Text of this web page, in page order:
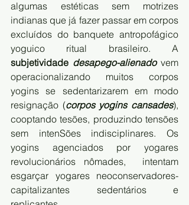
algumas estéticas sem motrizes
indianas que já fazer passar em corpos
excluídos do banquete antropofágico
subjetividade desapego-alienado vem
operacionalizando muitos corpos
yogins se sedentarizarem em modo
resignação (corpos yogins cansades),
cooptando tesões, produzindo tensões
sem intenSões indisciplinares. Os
yogins agenciados por yogares
revolucionários nômades,  intentam
esgarçar yogares neoconservadores-
capitalizantes sedentários e